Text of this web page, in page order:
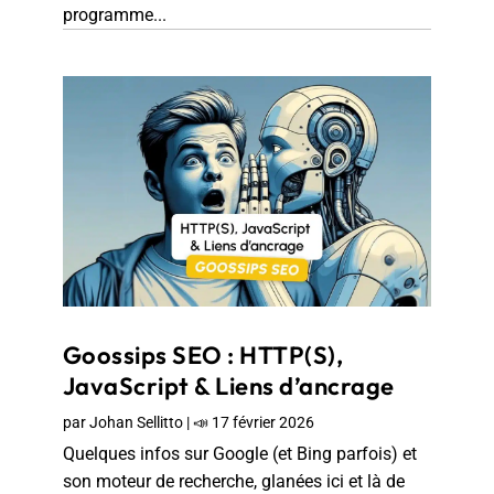
programme...
Goossips SEO : HTTP(S),
JavaScript & Liens d’ancrage
parJohan Sellitto|📣 17 février 2026
Quelques infos sur Google (et Bing parfois) et
son moteur de recherche, glanées ici et là de